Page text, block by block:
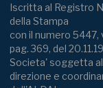
Iscritta al Registro
della Stampa
con il numero 5447,
pag. 369, del
Societa' soggetta
direzione e